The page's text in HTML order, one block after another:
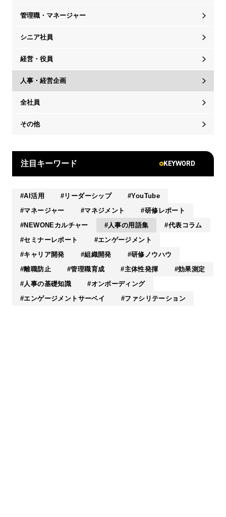
管理職・マネージャー
シニア社員
経営・役員
人事・経営企画
全社員
その他
注目キーワード KEYWORD
AI活用 リーダーシップ
YouTube
マネージャー
マネジメント
研修レポート
NEWONEカルチャー
人事の用語集
代表コラム
セミナーレポート
エンゲージメント
キャリア開発
組織開発
研修ノウハウ
離職防止
管理職育成 主体性発揮
効果測定
人事の基礎知識
オンボーディング
エンゲージメントサーベイ
ファシリテーション